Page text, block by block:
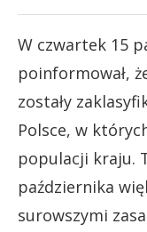
W czwartek 15
poinformował,
zostały
Polsce, w
populacji kraju.
października
surowszymi